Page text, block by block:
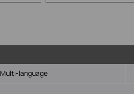
Multi-language